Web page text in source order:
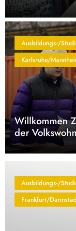
Ausbildungs-/
Karlsruhe/
Willkommen
der
Ausbildungs-/
Frankfurt/